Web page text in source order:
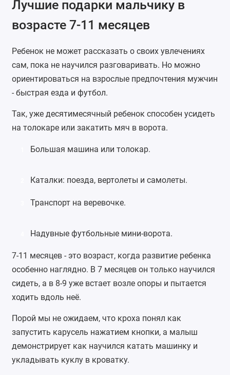
Лучшие подарки мальчику в
возрасте 7-11 месяцев
Ребенок не может рассказать о своих увлечениях
сам, пока не научился разговаривать. Но можно
ориентироваться на взрослые предпочтения мужчин
- быстрая езда и футбол.
Так, уже десятимесячный ребенок способен усидеть
на толокаре или закатить мяч в ворота.
Большая машина илитолокар.
Каталки: поезда, вертолеты и самолеты.
Транспорт на веревочке.
Надувные футбольные мини-ворота.
7-11 месяцев - это возраст, когда развитие ребенка
особенно наглядно. В 7 месяцев он только научился
сидеть, а в 8-9 уже встает возле опоры и пытается
ходить вдоль неё.
Порой мы не ожидаем, что кроха понял как
запустить карусель нажатием кнопки, а малыш
демонстрирует как научился катать машинку и
укладывать куклу в кроватку.